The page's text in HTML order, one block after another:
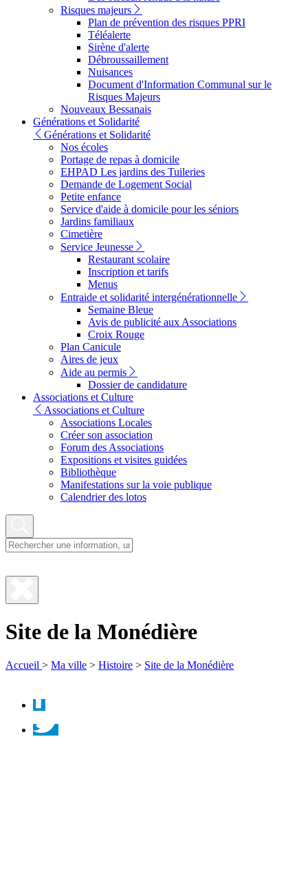
Risques majeurs
Plan de prévention des risques PPRI
Téléalerte
Sirène d'alerte
Débroussaillement
Nuisances
Document d'Information Communal sur le
Risques Majeurs
Nouveaux Bessanais
Générations et Solidarité
Générations et Solidarité
Nos écoles
Portage de repas à domicile
EHPAD Les jardins des Tuileries
Demande de Logement Social
Petite enfance
Service d'aide à domicile pour les séniors
Jardins familiaux
Cimetière
Service Jeunesse
Restaurant scolaire
Inscription et tarifs
Menus
Entraide et solidarité intergénérationnelle
Semaine Bleue
Avis de publicité aux Associations
Croix Rouge
Plan Canicule
Aires de jeux
Aide au permis
Dossier de candidature
Associations et Culture
Associations et Culture
Associations Locales
Créer son association
Forum des Associations
Expositions et visites guidées
Bibliothèque
Manifestations sur la voie publique
Calendrier des lotos
Fermer
recherche
Site de la Monédière
Accueil > Ma ville > Histoire > Site de la Monédière